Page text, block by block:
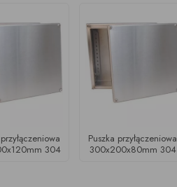
304
Puszka przyłączeniowa
300x200x80mm 304